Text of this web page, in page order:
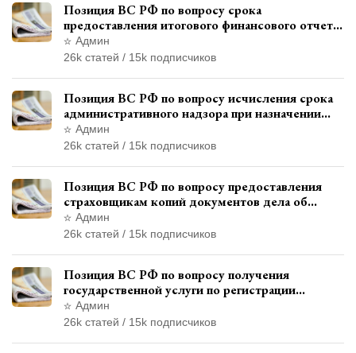
Позиция ВС РФ по вопросу срока
предоставления итогового финансового отчета
кандидатом в соответствии с
законодательством о выборах
Админ
26k статей / 15k подписчиков
Позиция ВС РФ по вопросу исчисления срока
административного надзора при назначении
дополнительного наказания, отличного от
ограничения свободы
Админ
26k статей / 15k подписчиков
Позиция ВС РФ по вопросу предоставления
страховщикам копий документов дела об
административном правонарушении для
автотехнической экспертизы
Админ
26k статей / 15k подписчиков
Позиция ВС РФ по вопросу получения
государственной услуги по регистрации
транспортного средства через представителя
Админ
26k статей / 15k подписчиков